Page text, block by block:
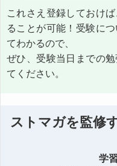
これさえ登録しておけ
ることが可能！受験に
てわかるので、
ぜひ、受験当日までの
てください。
ストマガを監修
学